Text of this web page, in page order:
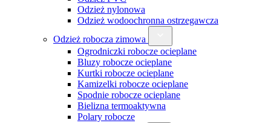
Odzież nylonowa
Odzież wodoochronna ostrzegawcza
Odzież robocza zimowa
Ogrodniczki robocze ocieplane
Bluzy robocze ocieplane
Kurtki robocze ocieplane
Kamizelki robocze ocieplane
Spodnie robocze ocieplane
Bielizna termoaktywna
Polary robocze